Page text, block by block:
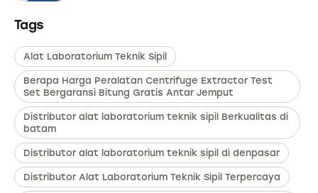
Tags
Alat Laboratorium Teknik Sipil
Berapa Harga Peralatan Centrifuge Extractor Test
Set Bergaransi Bitung Gratis Antar Jemput
Distributor alat laboratorium teknik sipil Berkualitas di
batam
Distributor alat laboratorium teknik sipil di denpasar
Distributor Alat Laboratorium Teknik Sipil Terpercaya